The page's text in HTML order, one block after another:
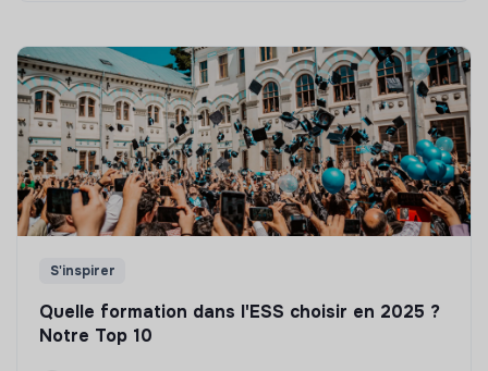
S'inspirer
Quelle formation dans l'ESS choisir en 2025 ?
Notre Top 10